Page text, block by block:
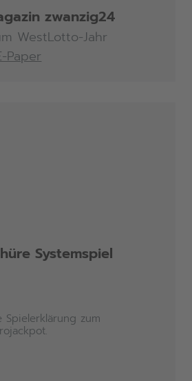
zwanzig24
WestLotto-Jahr
Paper
Systemspiel
zum